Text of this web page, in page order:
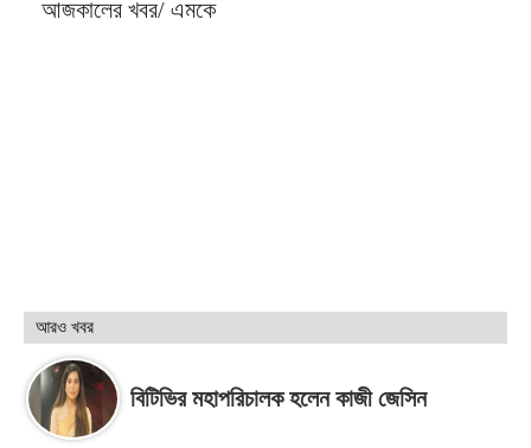
আজকালের খবর/ এমকে
আরও খবর
বিটিভির মহাপরিচালক হলেন কাজী জেসিন